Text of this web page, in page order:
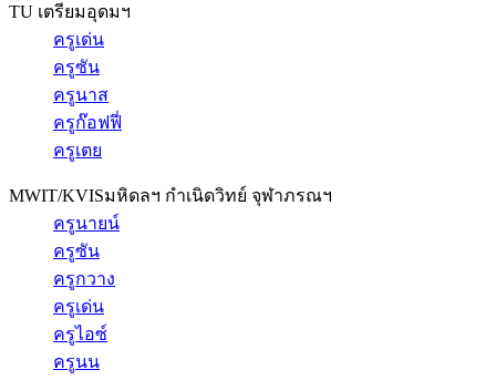
TU เตรียมอุดมฯ
ครูเด่น
ครูซัน
ครูนาส
ครูก๊อฟฟี่
ครูเตย
MWIT/KVISมหิดลฯ กำเนิดวิทย์ จุฬาภรณฯ
ครูนายน์
ครูซัน
ครูกวาง
ครูเด่น
ครูไอซ์
ครูนน